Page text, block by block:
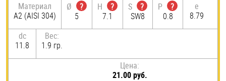
Материал
А2 (AISI 304)
Ø
?
5
H
?
7.1
S
?
SW8
P
?
0.8
e
8.79
dc
11.8
Вес:
1.9 гр.
Цена:
21.00 руб.